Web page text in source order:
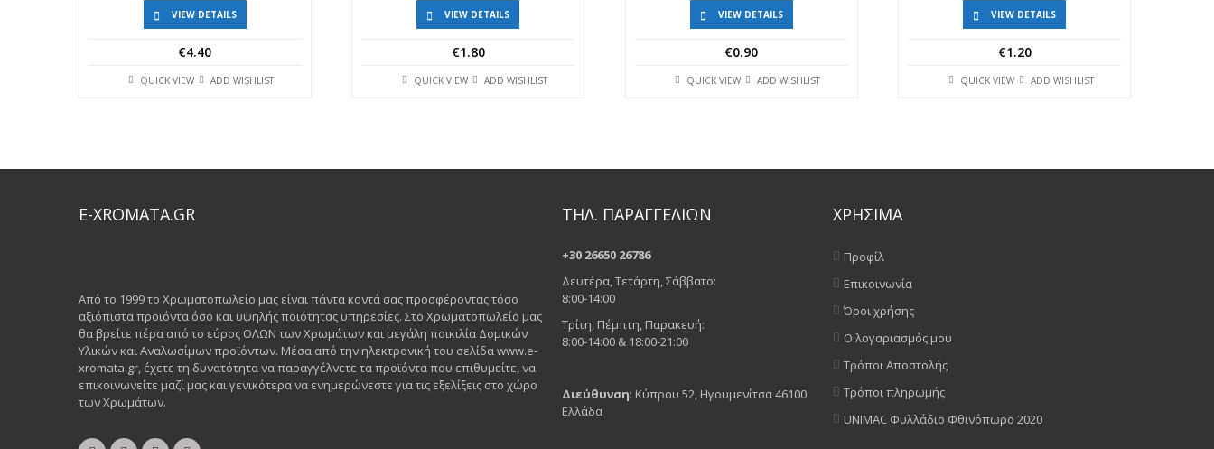
VIEW DETAILS
€4.40
QUICK VIEW ADD WISHLIST
VIEW DETAILS
€1.80
QUICK VIEW ADD WISHLIST
VIEW DETAILS
€0.90
QUICK VIEW ADD WISHLIST
VIEW DETAILS
€1.20
QUICK VIEW ADD WISHLIST
E-XROMATA.GR
Από το 1999 το Χρωματοπωλείο μας είναι πάντα κοντά σας προσφέροντας τόσο
αξιόπιστα προϊόντα όσο και υψηλής ποιότητας υπηρεσίες. Στο Χρωματοπωλείο μας
θα βρείτε πέρα από το εύρος ΟΛΩΝ των Χρωμάτων και μεγάλη ποικιλία Δομικών
Υλικών και Αναλωσίμων προϊόντων. Μέσα από την ηλεκτρονική του σελίδα www.e-
xromata.gr, έχετε τη δυνατότητα να παραγγέλνετε τα προϊόντα που επιθυμείτε, να
επικοινωνείτε μαζί μας και γενικότερα να ενημερώνεστε για τις εξελίξεις στο χώρο
των Χρωμάτων.
ΤΗΛ. ΠΑΡΑΓΓΕΛΙΩΝ
+30 26650 26786
Δευτέρα, Τετάρτη, Σάββατο:
8:00-14:00
Τρίτη, Πέμπτη, Παρακευή:
8:00-14:00 & 18:00-21:00
Διεύθυνση: Κύπρου 52, Ηγουμενίτσα 46100
Ελλάδα
ΧΡΗΣΙΜΑ
Προφίλ
Επικοινωνία
Όροι χρήσης
Ο λογαριασμός μου
Τρόποι Αποστολής
Τρόποι πληρωμής
UNIMAC Φυλλάδιο Φθινόπωρο 2020